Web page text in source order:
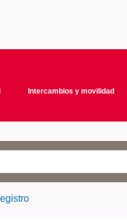
Intercambios y movilidad